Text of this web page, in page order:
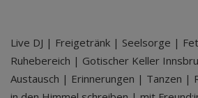
Live DJ | Freigetränk | Seelsorge |
Ruhebereich | Gotischer Keller
Austausch | Erinnerungen | Tanzen |